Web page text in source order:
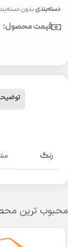
دسته‌بندیبدون
قیمت محصول:
رنگ
محبوب ترین